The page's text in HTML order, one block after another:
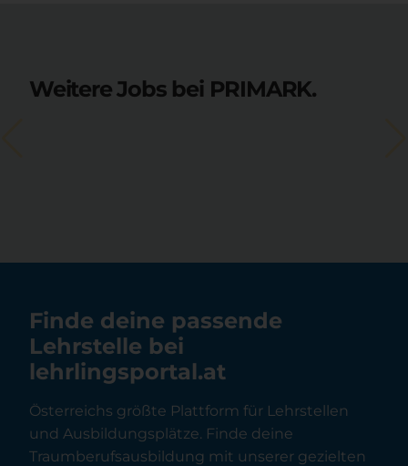
Weitere Jobs bei PRIMARK.
Finde deine passende
Lehrstelle bei
lehrlingsportal.at
Österreichs größte Plattform für Lehrstellen
und Ausbildungsplätze. Finde deine
Traumberufsausbildung mit unserer gezielten